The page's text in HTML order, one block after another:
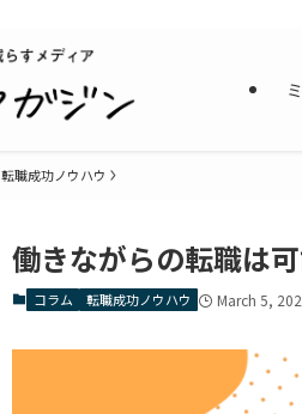
転職成功ノウハウ
働きながらの転職は
コラム 転職成功ノウハウ March 5,